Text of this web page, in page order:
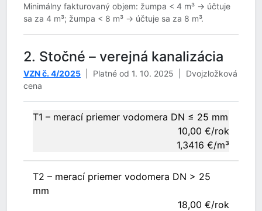
Minimálny fakturovaný objem: žumpa < 4 m³ → účtuje
sa za 4 m³; žumpa < 8 m³ → účtuje sa za 8 m³.
2. Stočné – verejná kanalizácia
VZN č. 4/2025 | Platné od 1. 10. 2025 | Dvojzložková
cena
T1 – merací priemer vodomera DN ≤ 25 mm
10,00 €/rok
1,3416 €/m³
T2 – merací priemer vodomera DN > 25
mm
18,00 €/rok